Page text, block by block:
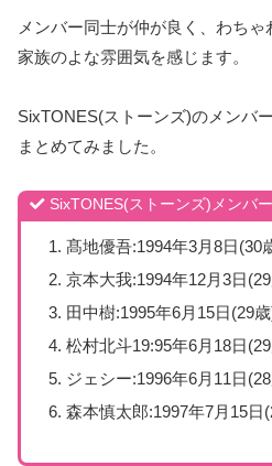
メンバー同士が仲が良く、わち
家族のよな雰囲気を感じます。
SixTONES(ストーンズ)のメンバ
まとめてみました。
SixTONES(ストーンズ)メンバ
髙地優吾:1994年3月8日(30
京本大我:1994年12月3日
田中樹:1995年6月15日(29
松村北斗19:95年6月18日
ジェシー:1996年6月11日
森本慎太郎:1997年7月15日